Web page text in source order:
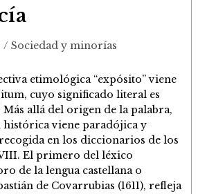
/ Sociedad y minorías
etimológica “expósito” viene
cuyo significado literal es
Más allá del origen de la palabra,
histórica viene paradójica y
en los diccionarios de los
El primero del léxico
de la lengua castellana o
de Covarrubias (1611), refleja